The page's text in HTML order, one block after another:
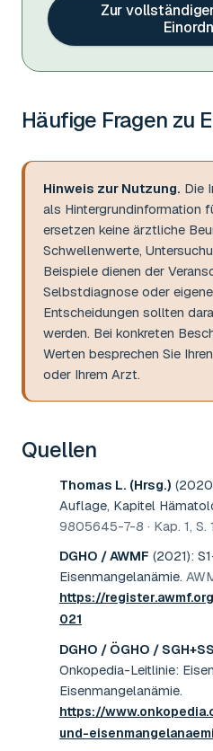
Zur
Häufige Fragen zu
Hinweis zur Nutzung. Die
als Hintergrundinformation
ersetzen keine ärztliche
Schwellenwerte,
Beispiele dienen der
Selbstdiagnose oder
Entscheidungen sollten
werden. Bei konkreten
Werten besprechen Sie
oder Ihrem Arzt.
Quellen
Thomas L. (Hrsg.)
Auflage, Kapitel
9805645-7-8 · Kap. 1, S.
DGHO / AWMF (2021):
Eisenmangelanämie.
https://
021
DGHO / ÖGHO /
Onkopedia-Leitlinie:
Eisenmangelanämie.
https://
und-